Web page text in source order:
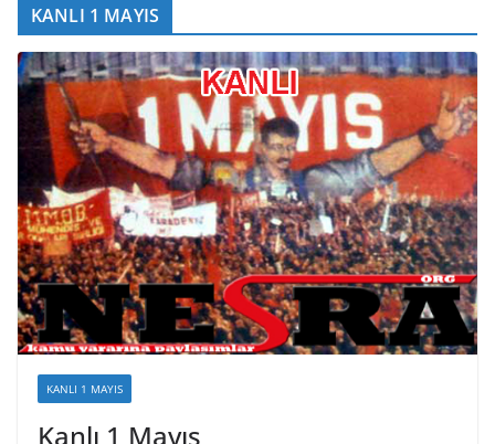
KANLI 1 MAYIS
KANLI 1 MAYIS
Kanlı 1 Mayıs